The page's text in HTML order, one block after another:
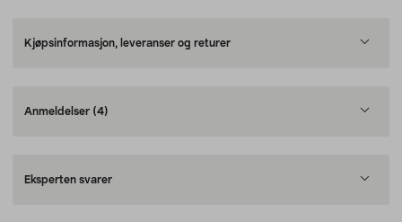
Kjøpsinformasjon, leveranser og returer
Anmeldelser (4)
Eksperten svarer